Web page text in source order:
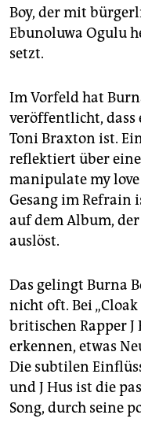
Boy, der mit
Ebunoluwa Ogulu
setzt.
Im Vorfeld hat
veröffentlicht, dass
Toni Braxton ist.
reflektiert über eine
manipulate my
Gesang im Refrain
auf dem Album,
auslöst.
Das gelingt Burna
nicht oft. Bei
britischen Rapper J
erkennen, etwas
Die subtilen
und J Hus ist die
Song, durch seine